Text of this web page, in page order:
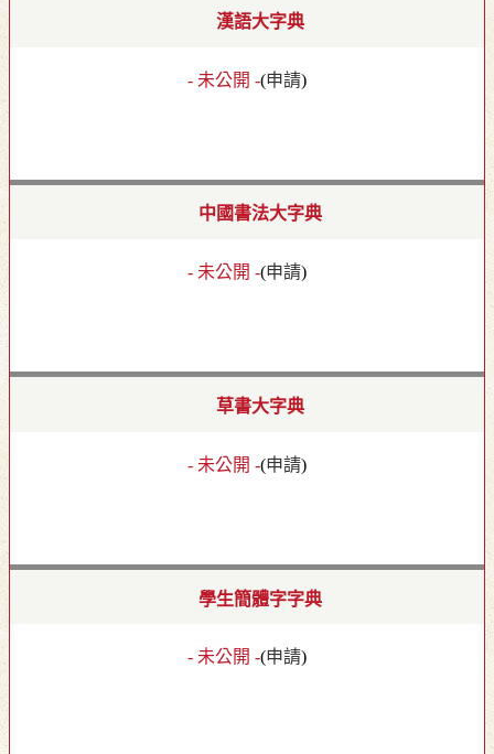
漢語大字典
- 未公開 -(申請)
中國書法大字典
- 未公開 -(申請)
草書大字典
- 未公開 -(申請)
學生簡體字字典
- 未公開 -(申請)